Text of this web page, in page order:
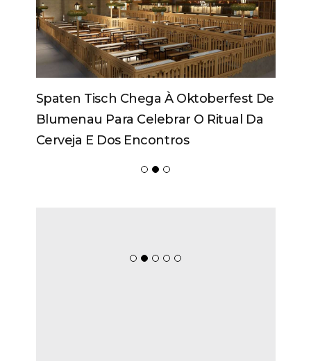
Spaten Tisch Chega À Oktoberfest De
Blumenau Para Celebrar O Ritual Da
Cerveja E Dos Encontros